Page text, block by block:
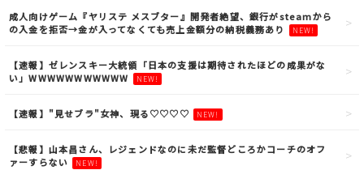
議論・雑談
ニュース
成人向けゲーム『ヤリステ メスブター』開発者絶望、銀行がsteamから
の入金を拒否→金が入ってなくても売上金額分の納税義務あり
NEW!
【速報】ゼレンスキー大統領「日本の支援は期待されたほどの成果がな
い」WWWWWWWWWWW
NEW!
【速報】"見せブラ"女神、現る♡♡♡♡ NEW!
【悲報】山本昌さん、レジェンドなのに未だ監督どころかコーチのオフ
ァーすらない
NEW!